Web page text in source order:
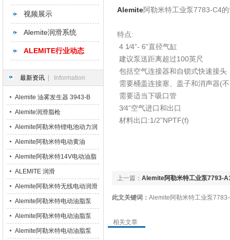
视频展示
Alemite润滑系统
ALEMITE行业动态
最新资讯 | Information
Alemite 油雾发生器 3943-B
3943-BC 3943-CB 3943-CC
3943-DD
Alemite润滑脂枪
Alemite阿勒米特锂电池动力润
滑脂枪
Alemite阿勒米特电动黄油
Alemite阿勒米特14V电动油脂
枪
ALEMITE 润滑
Alemite阿勒米特无线电动润滑
脂枪
Alemite阿勒米特电动油脂泵
6320-3
Alemite阿勒米特电动油脂泵
7175-R4
Alemite阿勒米特电动油脂泵
Alemite阿勒米特工业泵7783-C4
特点:
4 1⁄4”- 6”直径气缸
建议泵送距离超过100英尺
包括空气连接器和自锁式快速接头
需要桶盖连接塞、盖子和消声器(
需要适当下吸口管
3⁄4“空气进口和出口
材料出口:1/2”NPTF(f)
上一篇： Alemite阿勒米特工业泵7793-
此文关键词： Alemite阿勒米特工业泵
相关文章